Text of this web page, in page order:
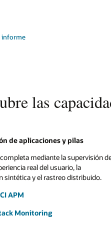
informe
las
de aplicaciones y pilas
mediante la supervisión
real del usuario, la
sintética y el rastreo distribuido.
APM
Monitoring